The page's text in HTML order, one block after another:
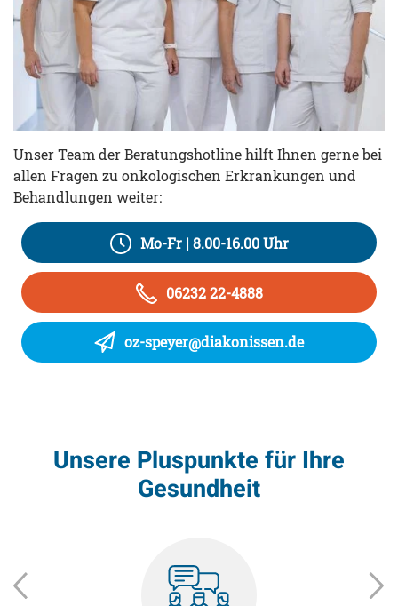
Unser Team der Beratungshotline hilft Ihnen gerne bei
allen Fragen zu onkologischen Erkrankungen und
Behandlungen weiter:
Mo-Fr | 8.00-16.00 Uhr
06232 22-4888
oz-speyer@diakonissen.de
Unsere Pluspunkte für Ihre
Gesundheit